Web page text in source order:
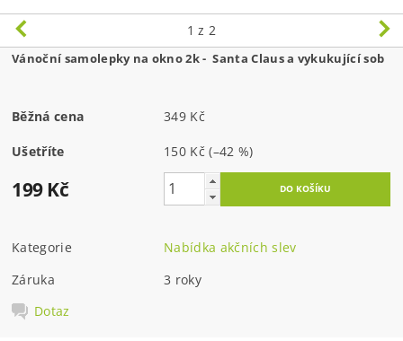
1 z 2
Vánoční samolepky na okno 2k -  Santa Claus a vykukující sob
Běžná cena 349 Kč
Ušetříte 150 Kč(–42 %)
199 Kč
Kategorie
Nabídka akčních slev
Záruka
3 roky
Dotaz